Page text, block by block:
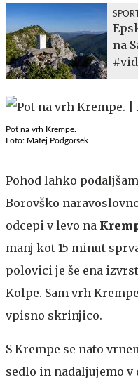
na
Pot na vrh Krempe.
Foto: Matej Podgoršek
Pohod lahko
Borovško
odcepi v levo na
manj kot 15 minut
polovici je še ena
Kolpe. Sam vrh
vpisno skrinjico.
S Krempe se nato
sedlo in nadaljujemo v